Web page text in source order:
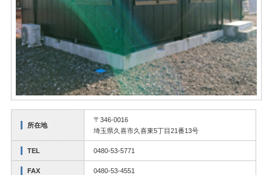
所在地
〒346-0016
埼玉県久喜市久喜東5丁目21番13号
TEL 0480-53-5771
FAX 0480-53-4551